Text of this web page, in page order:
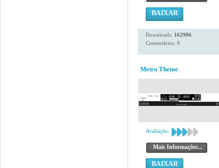
BAIXAR
Downloads: 162906
Comentários: 9
Metro Theme
Avaliação:
Mais Informações...
BAIXAR